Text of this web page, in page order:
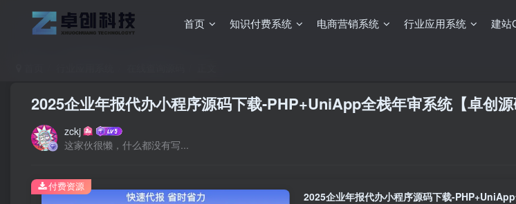
首页 知识付费系统 电商营销系统 行业应用系统 建站
2025企业年报代办小程序源码下载-PHP+UniApp全栈年审系统【卓创源
zckj
这家伙很懒，什么都没有写...
付费资源